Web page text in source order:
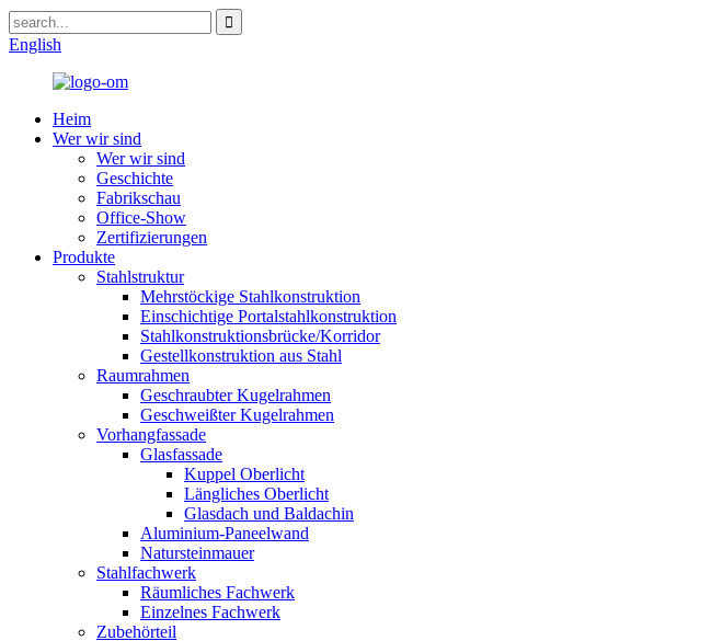
English
Heim
Wer wir sind
Wer wir sind
Geschichte
Fabrikschau
Office-Show
Zertifizierungen
Produkte
Stahlstruktur
Mehrstöckige Stahlkonstruktion
Einschichtige Portalstahlkonstruktion
Stahlkonstruktionsbrücke/Korridor
Gestellkonstruktion aus Stahl
Raumrahmen
Geschraubter Kugelrahmen
Geschweißter Kugelrahmen
Vorhangfassade
Glasfassade
Kuppel Oberlicht
Längliches Oberlicht
Glasdach und Baldachin
Aluminium-Paneelwand
Natursteinmauer
Stahlfachwerk
Räumliches Fachwerk
Einzelnes Fachwerk
Zubehörteil